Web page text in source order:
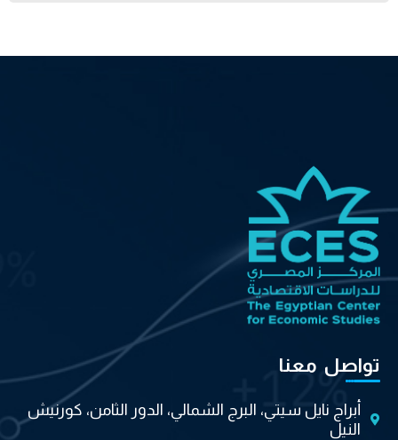
تواصل معنا
أبراج نايل سيتي، البرج الشمالي، الدور الثامن، كورنيش
النيل